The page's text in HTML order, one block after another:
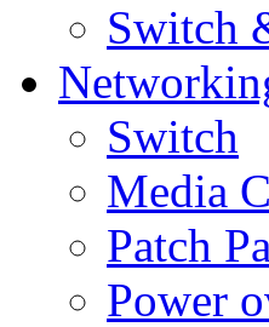
Switch
Switch
Media
Patch
Power